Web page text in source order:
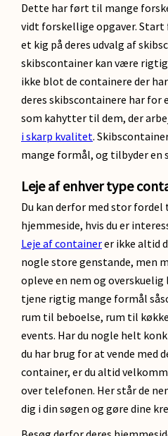
Dette har ført til mange
vidt forskellige opgaver.
et kig på deres udvalg af
skibscontainer kan være
ikke blot de containere der
deres skibscontainere har
som kahytter til dem, der
i skarp kvalitet.
mange formål, og tilbyder en
Leje af enhver type
Du kan derfor med stor fordel
hjemmeside, hvis du er
Leje af containerer ikke altid
nogle store genstande, men
opleve en nem og
tjene rigtig mange formål
rum til beboelse, rum til
events. Har du nogle helt
du har brug for at vende med
container, er du altid
over telefonen. Her står de
dig i din søgen og gøre dine